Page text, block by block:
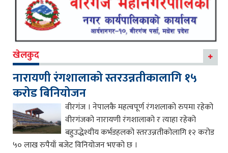
खेलकुद
नारायणी रंगशालाको स्तरउन्नतीकालागि १५
करोड बिनियोजन
वीरगंज । नेपालकै महत्वपूर्ण रंगशलाको रुपमा रहेको
वीरगंजको नारायणी रंगशालाको र त्याहा रहेको
बहुउद्धेश्यीय कर्भडहलको स्तरउन्नतीकोलागि १२ करोड
५० लाख रुपैयाँ बजेट विनियोजन भएको छ ।